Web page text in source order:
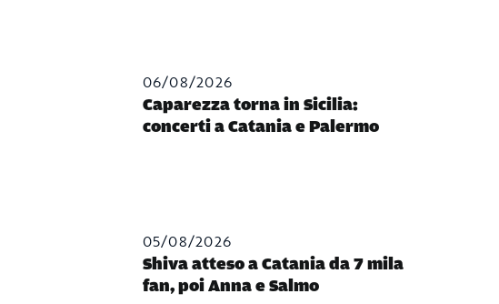
06/08/2026
Caparezza torna in Sicilia:
concerti a Catania e Palermo
05/08/2026
Shiva atteso a Catania da 7 mila
fan, poi Anna e Salmo